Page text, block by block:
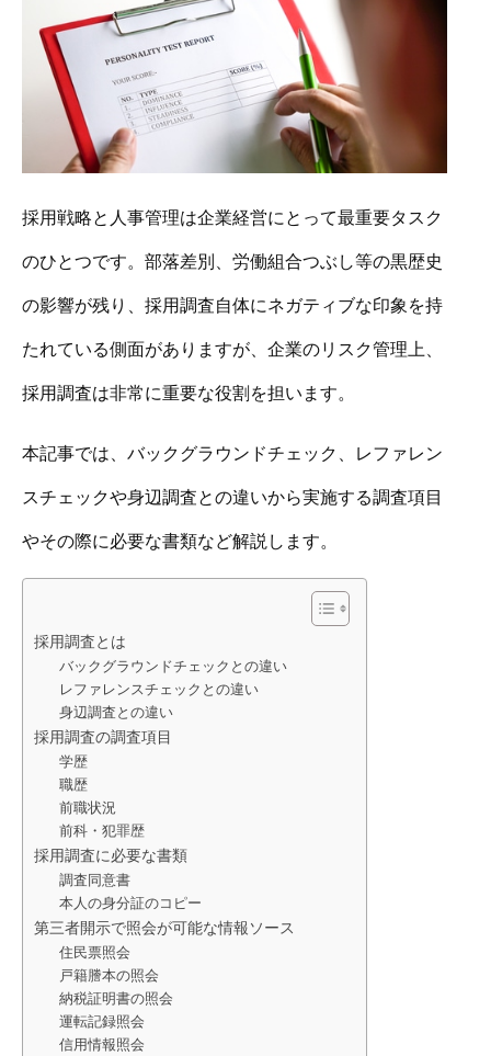
採用戦略と人事管理は企業経営にとって最重要タスク
のひとつです。部落差別、労働組合つぶし等の黒歴史
の影響が残り、採用調査自体にネガティブな印象を持
たれている側面がありますが、企業のリスク管理上、
採用調査は非常に重要な役割を担います。
本記事では、バックグラウンドチェック、レファレン
スチェックや身辺調査との違いから実施する調査項目
やその際に必要な書類など解説します。
採用調査とは
バックグラウンドチェックとの違い
レファレンスチェックとの違い
身辺調査との違い
採用調査の調査項目
学歴
職歴
前職状況
前科・犯罪歴
採用調査に必要な書類
調査同意書
本人の身分証のコピー
第三者開示で照会が可能な情報ソース
住民票照会
戸籍謄本の照会
納税証明書の照会
運転記録照会
信用情報照会